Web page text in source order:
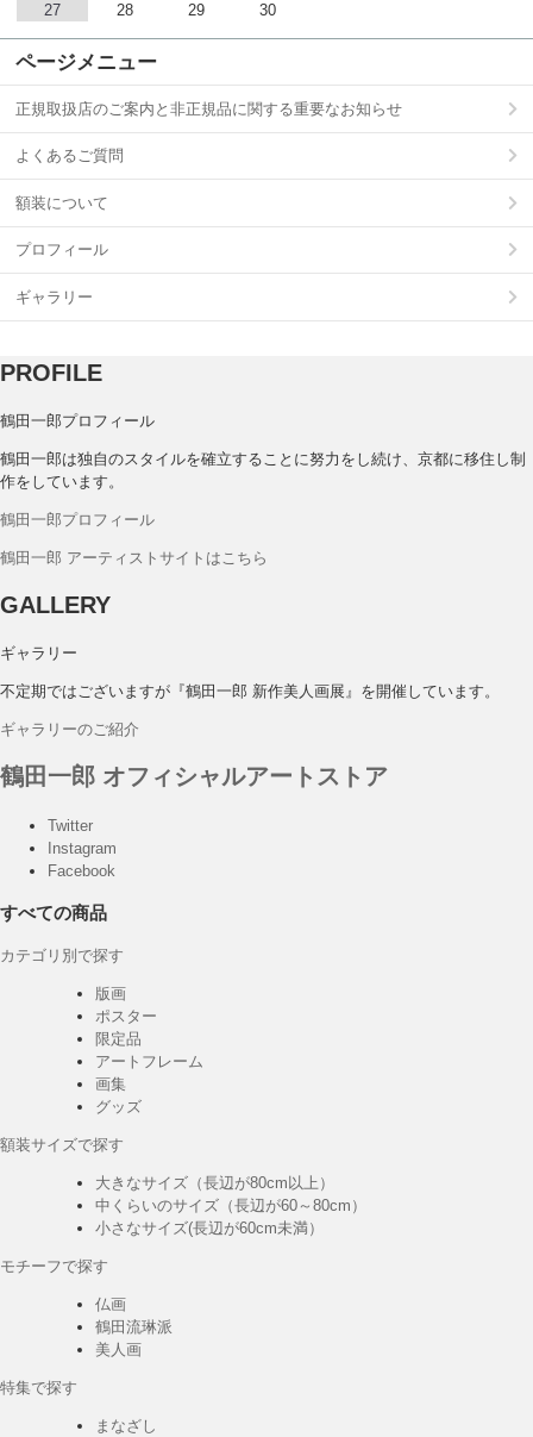
27
28 29 30
ページメニュー
正規取扱店のご案内と非正規品に関する重要なお知らせ
よくあるご質問
額装について
プロフィール
ギャラリー
PROFILE
鶴田一郎プロフィール
鶴田一郎は独自のスタイルを確立することに努力をし続け、京都に移住し制
作をしています。
鶴田一郎プロフィール
鶴田一郎 アーティストサイトはこちら
GALLERY
ギャラリー
不定期ではございますが『鶴田一郎 新作美人画展』を開催しています。
ギャラリーのご紹介
鶴田一郎 オフィシャルアートストア
Twitter
Instagram
Facebook
すべての商品
カテゴリ別で探す
版画
ポスター
限定品
アートフレーム
画集
グッズ
額装サイズで探す
大きなサイズ（長辺が80cm以上）
中くらいのサイズ（長辺が60～80cm）
小さなサイズ(長辺が60cm未満）
モチーフで探す
仏画
鶴田流琳派
美人画
特集で探す
まなざし